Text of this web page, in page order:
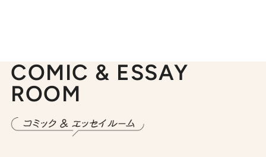
COMIC & ESSAY
ROOM